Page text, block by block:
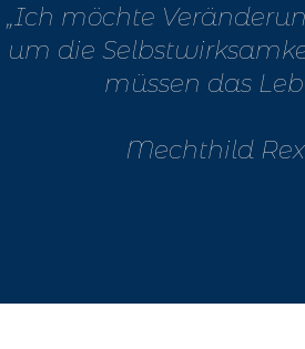
„Ich möchte
um die
müssen das
Mechthild